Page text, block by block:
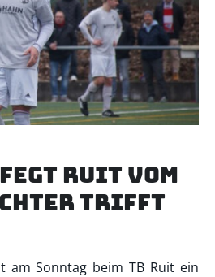
Ruit vom
trifft
am Sonntag beim TB Ruit ein